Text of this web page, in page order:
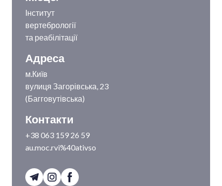
Інститут
вертебрології
та реабілітації
Адреса
м.Київ
вулиця Загорівська, 23
(Багговутівська)
Контакти
+38 063 159 26 59
au.moc.rvi%40ativso